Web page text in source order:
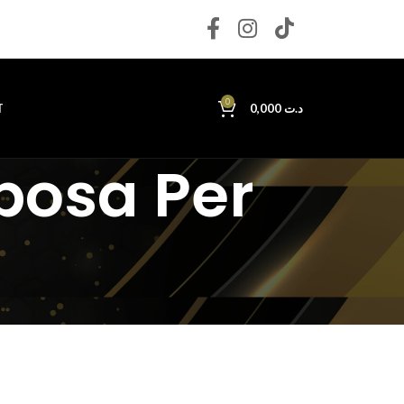
0 د.ت
Per